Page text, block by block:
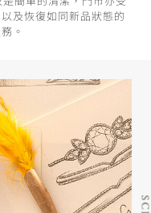
及恢復如同新品狀態的
。